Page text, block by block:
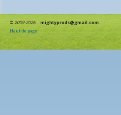
©2009-2026
mightyprods@gmail.com
Haut de page